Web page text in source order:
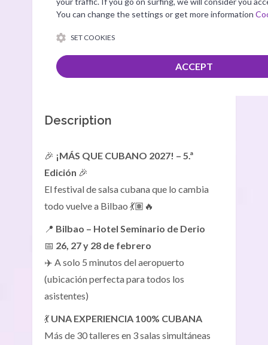
Description
🎉 ¡MÁS QUE CUBANO 2027! – 5.ª
Edición 🎉
El festival de salsa cubana que lo cambia
todo vuelve a Bilbao 💃🏽🔥
📍 Bilbao – Hotel Seminario de Derio
📅 26, 27 y 28 de febrero
✈️ A solo 5 minutos del aeropuerto
(ubicación perfecta para todos los
asistentes)
💃 UNA EXPERIENCIA 100% CUBANA
Más de 30 talleres en 3 salas simultáneas